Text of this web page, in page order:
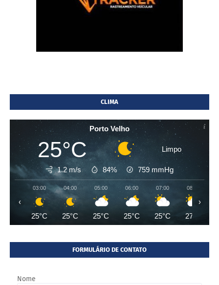
CLIMA
Porto Velho
25°C Limpo
1.2 m/s 84% 759 mmHg
03:00
25°C
04:00
25°C
05:00
25°C
06:00
25°C
07:00
25°C
08:00
27°C
‹ ›
FORMULÁRIO DE CONTATO
Nome